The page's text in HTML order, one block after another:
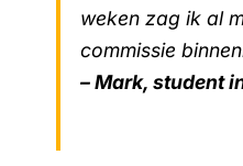
weken zag ik al
commissie
– Mark, student